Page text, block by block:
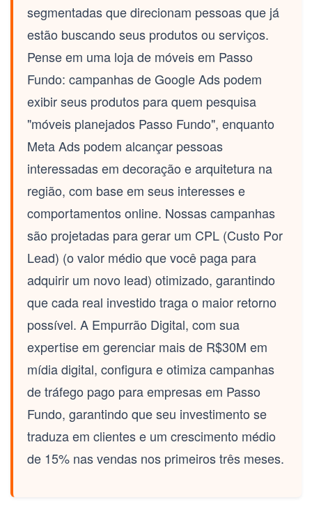
segmentadas que direcionam pessoas que já
estão buscando seus produtos ou serviços.
Pense em uma loja de móveis em Passo
Fundo: campanhas de Google Ads podem
exibir seus produtos para quem pesquisa
"móveis planejados Passo Fundo", enquanto
Meta Ads podem alcançar pessoas
interessadas em decoração e arquitetura na
região, com base em seus interesses e
comportamentos online. Nossas campanhas
são projetadas para gerar um CPL (Custo Por
Lead) (o valor médio que você paga para
adquirir um novo lead) otimizado, garantindo
que cada real investido traga o maior retorno
possível. A Empurrão Digital, com sua
expertise em gerenciar mais de R$30M em
mídia digital, configura e otimiza campanhas
de tráfego pago para empresas em Passo
Fundo, garantindo que seu investimento se
traduza em clientes e um crescimento médio
de 15% nas vendas nos primeiros três meses.